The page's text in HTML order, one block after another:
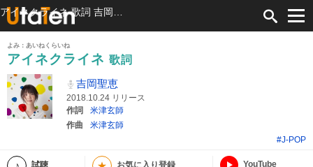
よみ：あいねくらいね
アイネクライネ 歌詞
吉岡聖恵
2018.10.24 リリース
作詞
米津玄師
作曲
米津玄師
#J-POP
試聴 お気に入り登録 YouTube